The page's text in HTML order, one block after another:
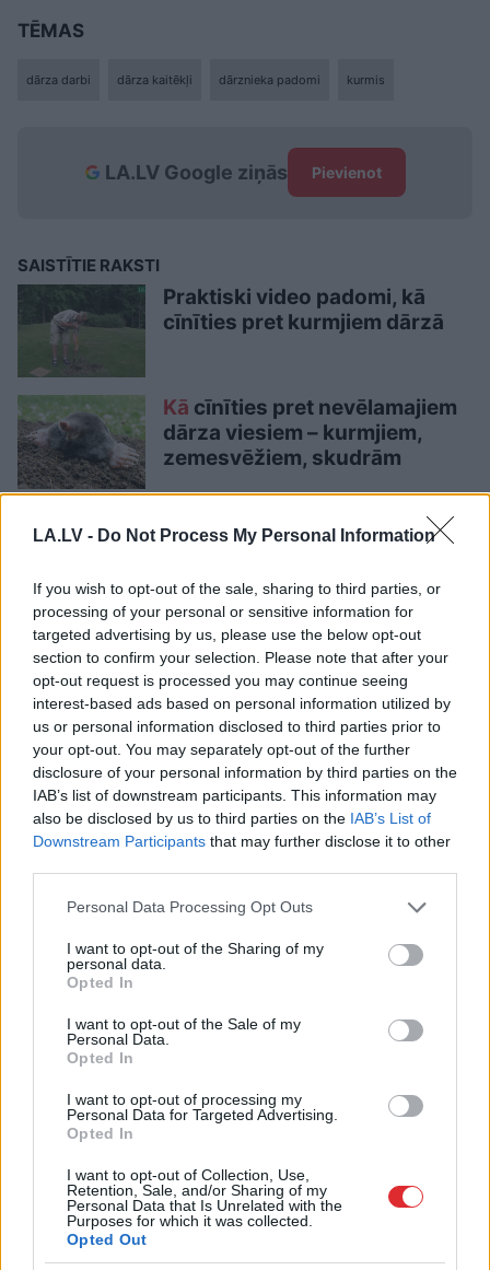
LA.LV - Do Not Process My Personal Information
If you wish to opt-out of the sale, sharing to third parties, or
processing of your personal or sensitive information for
targeted advertising by us, please use the below opt-out
section to confirm your selection. Please note that after your
opt-out request is processed you may continue seeing
interest-based ads based on personal information utilized by
us or personal information disclosed to third parties prior to
your opt-out. You may separately opt-out of the further
disclosure of your personal information by third parties on the
IAB’s list of downstream participants. This information may
also be disclosed by us to third parties on the IAB’s List of
Downstream Participants that may further disclose it to other
Please note that this website/app uses one or more Google
not limited to your visit or usage behaviour. You may click to
grant or deny consent to Google and its third-party tags to
use your data for below specified purposes in below Google
consent section.
Personal Data Processing Opt Outs
I want to opt-out of the Sharing of my
personal data.
Opted In
I want to opt-out of the Sale of my
Personal Data.
Opted In
I want to opt-out of processing my
Personal Data for Targeted Advertising.
Opted In
I want to opt-out of Collection, Use,
Retention, Sale, and/or Sharing of my
Personal Data that Is Unrelated with the
Purposes for which it was collected.
Opted Out
TĒMAS
dārza darbi dārza kaitēkļi dārznieka padomi kurmis
LA.LV Google ziņās Pievienot
SAISTĪTIE RAKSTI
Praktiski video padomi, kā
cīnīties pret kurmjiem dārzā
Kā cīnīties pret nevēlamajiem
dārza viesiem – kurmjiem,
zemesvēžiem, skudrām
pārņēmuši kurmji: kā cīnīties
LA.LV aicina portāla lietotājus, rakstot komentārus, ievērot
pieklājību, nekurināt naidu un iztikt bez rupjībām.
Pievieno komentāru
LASĪTĀKIE
aizrauties
Vai darbs no 9.00 līdz 17.00 jūs tracina?
Numerologi izceļ četrus dzimšanas
svarīga
Cilvēkusaizrāvis ātrs IQ tests: tas liks
izkustināt smadzenes, lai pārbaudītu tavu
erudīciju
“Nabaga cilvēki…” Neierasts skats Rīgā
raisa jautājumus līdzcilvēkos